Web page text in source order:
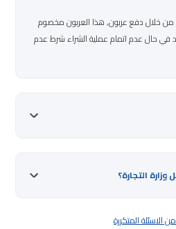
من خلال دفع عربون, هذا العربون مخصوم
في حال عدم اتمام عملية الشراء شرط عدم
التجارة؟
الاسئلة المتكررة